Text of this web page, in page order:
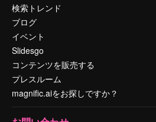
検索トレンド
ブログ
イベント
Slidesgo
コンテンツを販売する
プレスルーム
magnific.aiをお探しですか？